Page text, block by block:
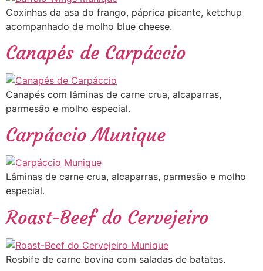
Coxinhas da asa do frango, páprica picante, ketchup
acompanhado de molho blue cheese.
Canapés de Carpáccio
Canapés com lâminas de carne crua, alcaparras,
parmesão e molho especial.
Carpáccio Munique
Lâminas de carne crua, alcaparras, parmesão e molho
especial.
Roast-Beef do Cervejeiro
Rosbife de carne bovina com saladas de batatas.